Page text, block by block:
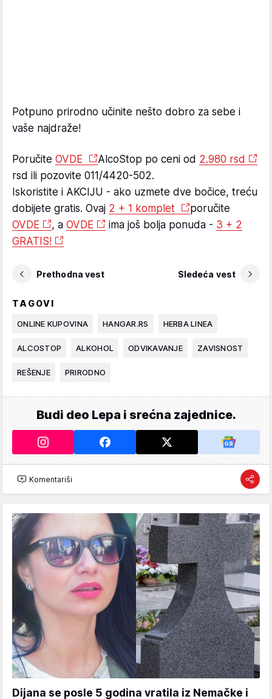
Potpuno prirodno učinite nešto dobro za sebe i
vaše najdraže!
Poručite OVDE AlcoStop po ceni od 2.980 rsd
rsd ili pozovite 011/4420-502.
Iskoristite i AKCIJU - ako uzmete dve bočice, treću
dobijete gratis. Ovaj 2 + 1 komplet
poručite
OVDE
, a OVDE ima još bolja ponuda - 3 + 2
GRATIS!
Prethodna vest Sledeća vest
TAGOVI
ONLINE KUPOVINA HANGAR.RS HERBA LINEA
ALCOSTOP ALKOHOL ODVIKAVANJE ZAVISNOST
REŠENJE PRIRODNO
Budi deo Lepa i srećna zajednice.
Komentariši
Dijana se posle 5 godina vratila iz Nemačke i